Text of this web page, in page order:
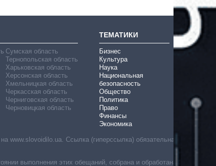
Сумская область
Тернопольская область
Харьковская область
Херсонская область
Хмельницкая область
Черкасская область
Черниговская область
Черновицкая область
ТЕМАТИКИ
Бизнес
Культура
Наука
Национальная
безопасность
Общество
Политика
Право
Финансы
Экономика
www.slovoidilo.ua. Ссылка (гиперссылка) обязательна
выполнения этих обещаний, собрана и обработана